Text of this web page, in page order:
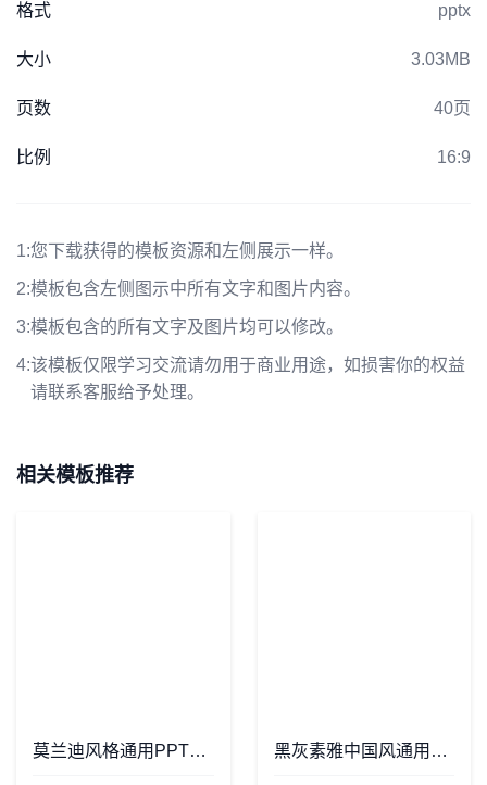
格式 pptx
大小 3.03MB
页数 40页
比例 16:9
1:您下载获得的模板资源和左侧展示一样。
2:模板包含左侧图示中所有文字和图片内容。
3:模板包含的所有文字及图片均可以修改。
4:该模板仅限学习交流请勿用于商业用途，如损害你的权益
请联系客服给予处理。
相关模板推荐
莫兰迪风格通用PPT模板(72) 黑灰素雅中国风通用PPT模板